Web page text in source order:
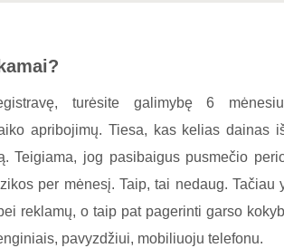
turėsite galimybę 6
apribojimų. Tiesa, kas kelias dainas
Teigiama, jog pasibaigus pusmečio
per mėnesį. Taip, tai nedaug. Tačiau
reklamų, o taip pat pagerinti garso
pavyzdžiui, mobiliuoju telefonu.